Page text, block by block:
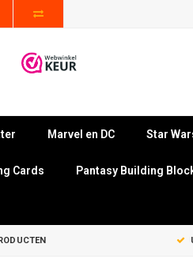
Marvel en DC Star
Cards Pantasy Building